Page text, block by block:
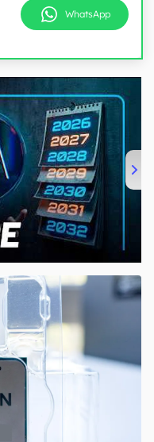
WhatsApp